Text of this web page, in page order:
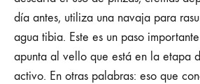
día antes, utiliza una navaja para
agua tibia. Este es un paso
apunta al vello que está en la etapa
activo. En otras palabras: eso que